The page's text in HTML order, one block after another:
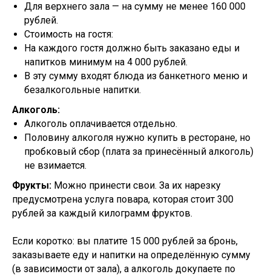
Для верхнего зала — на сумму не менее 160 000
рублей.
Стоимость на гостя:
На каждого гостя должно быть заказано еды и
напитков минимум на 4 000 рублей.
В эту сумму входят блюда из банкетного меню и
безалкогольные напитки.
Алкоголь:
Алкоголь оплачивается отдельно.
Половину алкоголя нужно купить в ресторане, но
пробковый сбор (плата за принесённый алкоголь)
не взимается.
Фрукты: Можно принести свои. За их нарезку
предусмотрена услуга повара, которая стоит 300
рублей за каждый килограмм фруктов.
Если коротко: вы платите 15 000 рублей за бронь,
заказываете еду и напитки на определённую сумму
(в зависимости от зала), а алкоголь докупаете по